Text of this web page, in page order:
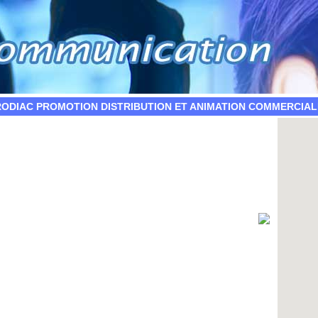
PROMOTION DISTRIBUTION ET ANIMATION